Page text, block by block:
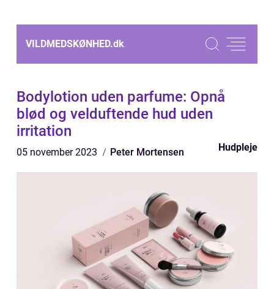
VILDMEDSKØNHED.dk
Bodylotion uden parfume: Opnå
blød og velduftende hud uden
irritation
05 november 2023 Peter Mortensen Hudpleje